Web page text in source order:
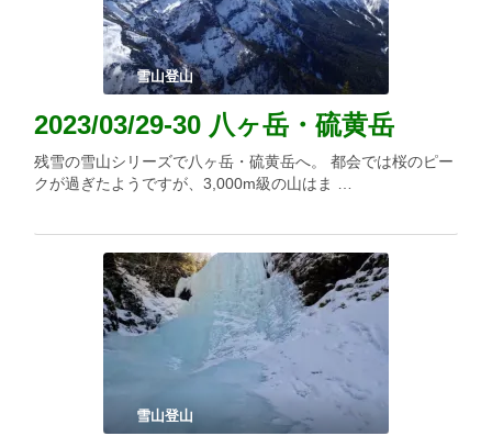
雪山登山
2023/03/29-30 八ヶ岳・硫黄岳
残雪の雪山シリーズで八ヶ岳・硫黄岳へ。 都会では桜のピー
クが過ぎたようですが、3,000m級の山はま …
雪山登山